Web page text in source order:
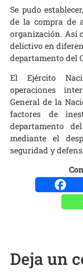
Se pudo
de la compra de
organización. Así
delictivo en
departamento del
El Ejército
operaciones
General de la
factores de
departamento
mediante el
seguridad y
Deja un